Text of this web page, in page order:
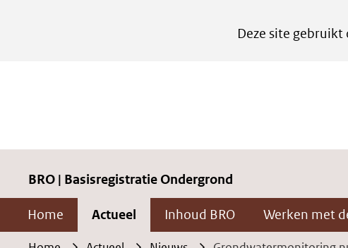
Deze site gebruikt
van
cookies
op
deze
website
BRO | Basisregistratie Ondergrond
Home Actueel Inhoud BRO Werken met